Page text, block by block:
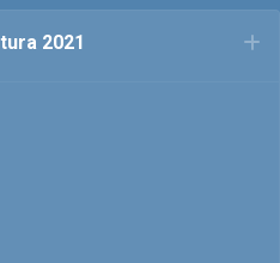
2021